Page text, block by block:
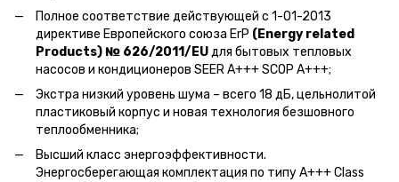
Полное соответствие действующей c 1-01-2013
директиве Европейского союза ErP (Energy related
Products) № 626/2011/EUдля бытовых тепловых
насосов и кондиционеров SEER A+++ SCOP A+++;
Экстра низкий уровень шума – всего 18 дБ, цельнолитой
пластиковый корпус и новая технология безшовного
теплообменника;
Высший класс энергоэффективности.
Энергосберегающая комплектация по типу A+++ Class